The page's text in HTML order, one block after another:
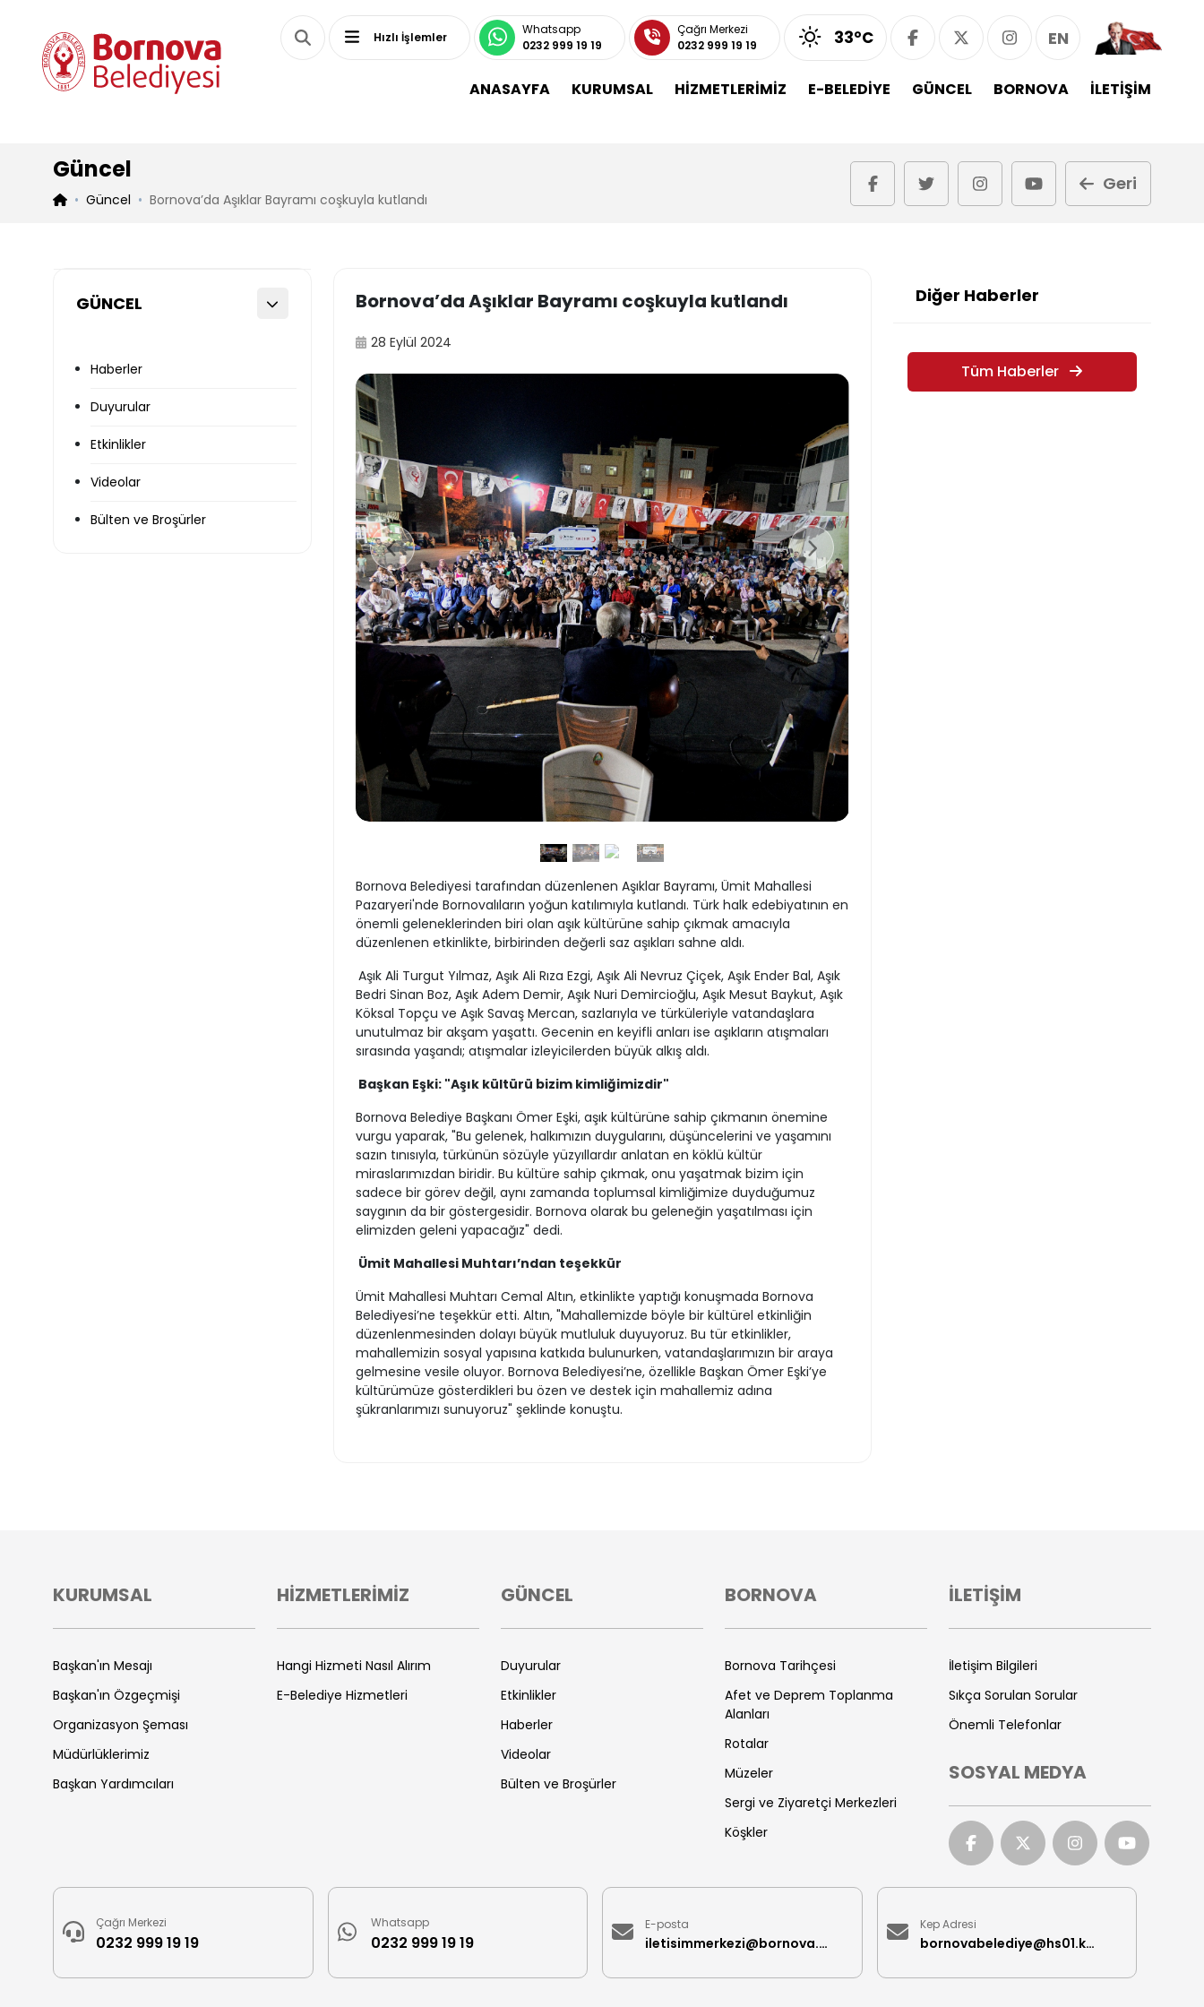
Hızlı İşlemler
Whatsapp
0232 999 19 19
Çağrı Merkezi
0232 999 19 19
33°C EN
ANASAYFA KURUMSAL HİZMETLERİMİZ E-BELEDİYE GÜNCEL BORNOVA İLETİŞİM
Güncel
Güncel Bornova’da Aşıklar Bayramı coşkuyla kutlandı
Geri
GÜNCEL
Haberler
Duyurular
Etkinlikler
Videolar
Bülten ve Broşürler
Bornova’da Aşıklar Bayramı coşkuyla kutlandı
28 Eylül 2024
Bornova Belediyesi tarafından düzenlenen Aşıklar Bayramı, Ümit Mahallesi
Pazaryeri'nde Bornovalıların yoğun katılımıyla kutlandı. Türk halk edebiyatının en
önemli geleneklerinden biri olan aşık kültürüne sahip çıkmak amacıyla
düzenlenen etkinlikte, birbirinden değerli saz aşıkları sahne aldı.
Aşık Ali Turgut Yılmaz, Aşık Ali Rıza Ezgi, Aşık Ali Nevruz Çiçek, Aşık Ender Bal, Aşık
Bedri Sinan Boz, Aşık Adem Demir, Aşık Nuri Demircioğlu, Aşık Mesut Baykut, Aşık
Köksal Topçu ve Aşık Savaş Mercan, sazlarıyla ve türküleriyle vatandaşlara
unutulmaz bir akşam yaşattı. Gecenin en keyifli anları ise aşıkların atışmaları
sırasında yaşandı; atışmalar izleyicilerden büyük alkış aldı.
Başkan Eşki: "Aşık kültürü bizim kimliğimizdir"
Bornova Belediye Başkanı Ömer Eşki, aşık kültürüne sahip çıkmanın önemine
vurgu yaparak, "Bu gelenek, halkımızın duygularını, düşüncelerini ve yaşamını
sazın tınısıyla, türkünün sözüyle yüzyıllardır anlatan en köklü kültür
miraslarımızdan biridir. Bu kültüre sahip çıkmak, onu yaşatmak bizim için
sadece bir görev değil, aynı zamanda toplumsal kimliğimize duyduğumuz
saygının da bir göstergesidir. Bornova olarak bu geleneğin yaşatılması için
elimizden geleni yapacağız" dedi.
Ümit Mahallesi Muhtarı’ndan teşekkür
Ümit Mahallesi Muhtarı Cemal Altın, etkinlikte yaptığı konuşmada Bornova
Belediyesi’ne teşekkür etti. Altın, "Mahallemizde böyle bir kültürel etkinliğin
düzenlenmesinden dolayı büyük mutluluk duyuyoruz. Bu tür etkinlikler,
mahallemizin sosyal yapısına katkıda bulunurken, vatandaşlarımızın bir araya
gelmesine vesile oluyor. Bornova Belediyesi’ne, özellikle Başkan Ömer Eşki’ye
kültürümüze gösterdikleri bu özen ve destek için mahallemiz adına
şükranlarımızı sunuyoruz" şeklinde konuştu.
Diğer Haberler
Tüm Haberler
KURUMSAL
Başkan'ın Mesajı
Başkan'ın Özgeçmişi
Organizasyon Şeması
Müdürlüklerimiz
Başkan Yardımcıları
HİZMETLERİMİZ
Hangi Hizmeti Nasıl Alırım
E-Belediye Hizmetleri
GÜNCEL
Duyurular
Etkinlikler
Haberler
Videolar
Bülten ve Broşürler
BORNOVA
Bornova Tarihçesi
Afet ve Deprem Toplanma
Alanları
Rotalar
Müzeler
Sergi ve Ziyaretçi Merkezleri
Köşkler
İLETİŞİM
İletişim Bilgileri
Sıkça Sorulan Sorular
Önemli Telefonlar
SOSYAL MEDYA
Çağrı Merkezi
0232 999 19 19
Whatsapp
0232 999 19 19
E-posta
iletisimmerkezi@bornova.bel.tr
Kep Adresi
bornovabelediye@hs01.kep.tr